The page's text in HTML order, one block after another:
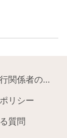
係者の皆様へ
リシー
質問